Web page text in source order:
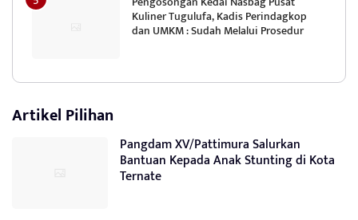
Kuliner Tugulufa, Kadis Perindagkop
dan UMKM : Sudah Melalui Prosedur
Artikel Pilihan
Pangdam XV/Pattimura Salurkan
Bantuan Kepada Anak Stunting di Kota
Ternate